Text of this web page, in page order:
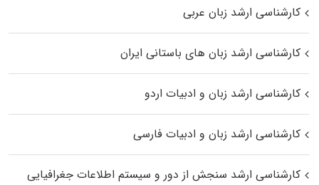
کارشناسی ارشد زبان عربی
کارشناسی ارشد زبان‌ های باستانی ایران
کارشناسی ارشد زبان و ادبیات اردو
کارشناسی ارشد زبان و ادبیات فارسی
کارشناسی ارشد سنجش از دور و سیستم اطلاعات جغرافیایی